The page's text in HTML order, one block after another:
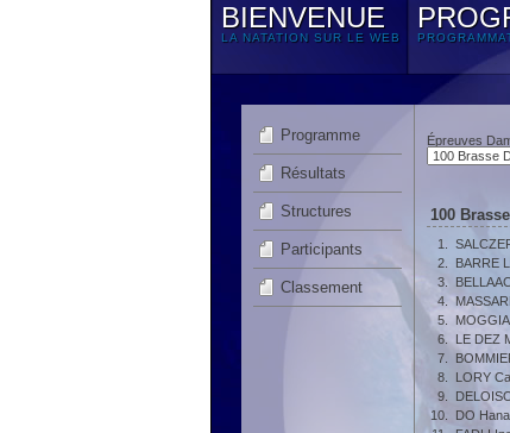
BIENVENUE
LA NATATION SUR LE WEB
Programme
Résultats
Structures
Participants
Classement
Épreuves
100
1.
2. BARRE
3.
4.
5.
6. LE DEZ
7.
8. LORY
9.
10. DO